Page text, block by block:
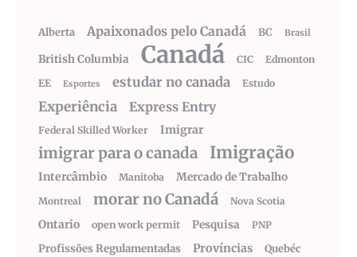
Alberta Apaixonados pelo Canadá BC Brasil
British Columbia Canadá CIC
Edmonton
EE
Esportes estudar no canada Estudo
Experiência Express Entry
Federal Skilled Worker Imigrar
imigrar para o canada Imigração
Intercâmbio Manitoba Mercado de Trabalho
Montreal morar no Canadá Nova Scotia
Ontario open work permit Pesquisa PNP
Profissões Regulamentadas Províncias
Quebéc